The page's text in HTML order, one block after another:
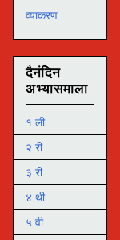
व्याकरण
दैनंदिन
अभ्यासमाला
१ ली
२ री
३ री
४ थी
५ वी